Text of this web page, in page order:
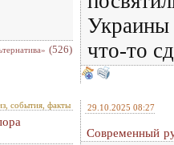
(526)
Украины
что-то
события, факты 29.10.2025 08:27
Современный